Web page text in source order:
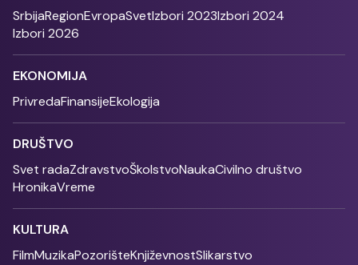
SrbijaRegionEvropaSvetIzbori 2023Izbori 2024
Izbori 2026
EKONOMIJA
PrivredaFinansijeEkologija
DRUŠTVO
Svet radaZdravstvoŠkolstvoNaukaCivilno društvo
HronikaVreme
KULTURA
FilmMuzikaPozorišteKnjiževnostSlikarstvo